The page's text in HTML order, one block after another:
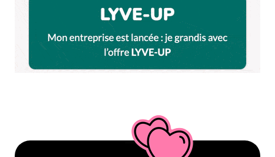
pour tout ses petits détails qui m’étais jusqu’a
présent inconnues.
Répondre
cause d’une hypothétique bourde … je crois que
chaque grande ville l’a dans son patrimoine (pour
exemple : Le Puy en Velay et sa vierge rouge qui ne
Myrtille